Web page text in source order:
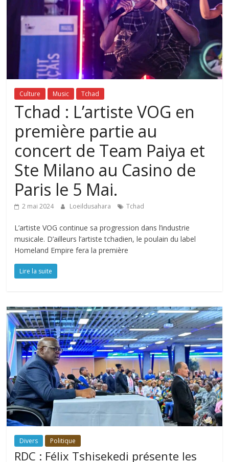
Culture Music Tchad
Tchad : L’artiste VOG en
première partie au
concert de Team Paiya et
Ste Milano au Casino de
Paris le 5 Mai.
2 mai 2024 Loeildusahara Tchad
L’artiste VOG continue sa progression dans l’industrie
musicale. D’ailleurs l’artiste tchadien, le poulain du label
Homeland Empire fera la première
Lire la suite
Divers Politique
RDC : Félix Tshisekedi présente les